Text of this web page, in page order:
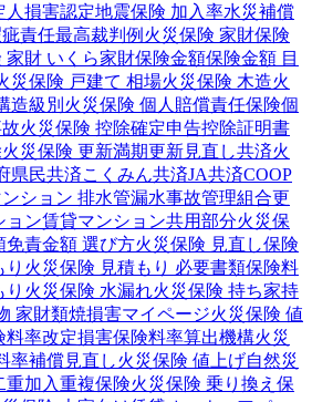
損害認定地震保険 加入率水災補償
責任最高裁判例 火災保険 家財保険
家財 いくら家財保険金額保険金額 目
災保険 戸建て 相場火災保険 木造火
造級別 火災保険 個人賠償責任保険個
火災保険 控除確定申告控除証明書
火災保険 更新満期更新見直し共済火
県民共済こくみん共済JA共済COOP
ション 排水管漏水事故管理組合更
ョン賃貸マンション共用部分火災保
免責金額 選び方火災保険 見直し保険
火災保険 見積もり 必要書類保険料
火災保険 水漏れ火災保険 持ち家持
家財類焼損害マイページ火災保険 値
料率改定損害保険料率算出機構火災
率補償見直し火災保険 値上げ自然災
重加入重複保険火災保険 乗り換え 保